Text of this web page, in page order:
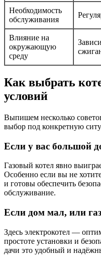
Необходимость
обслуживания
Влияние на
окружающую
среду
Как выбрать
условий
Выпишем несколько
выбор под конкретную
Если у вас большой
Газовый котел явно
Особенно если вы не
и готовы обеспечить
обслуживание.
Если дом мал, или
Здесь электрокотел —
простоте установки и
дачи это удобный и